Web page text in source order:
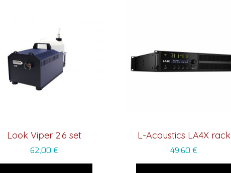
Look Viper 2.6 set
62,00€
L-Acoustics LA4X rack
49,60 €